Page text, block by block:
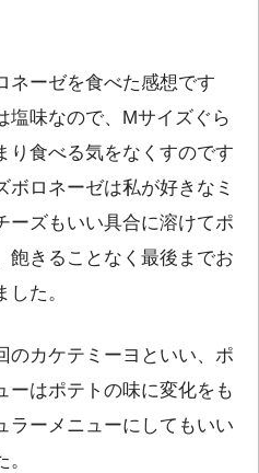
ネーゼを食べた感想です
塩味なので、Mサイズぐら
り食べる気をなくすのです
ボロネーゼは私が好きなミ
ーズもいい具合に溶けてポ
飽きることなく最後までお
た。
のカケテミーヨといい、ポ
ーはポテトの味に変化をも
ラーメニューにしてもいい